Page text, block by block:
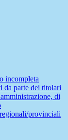
incompleta
da parte dei titolari
di
provinciali